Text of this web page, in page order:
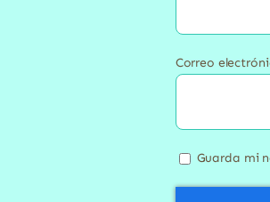
Correo
Guarda mi